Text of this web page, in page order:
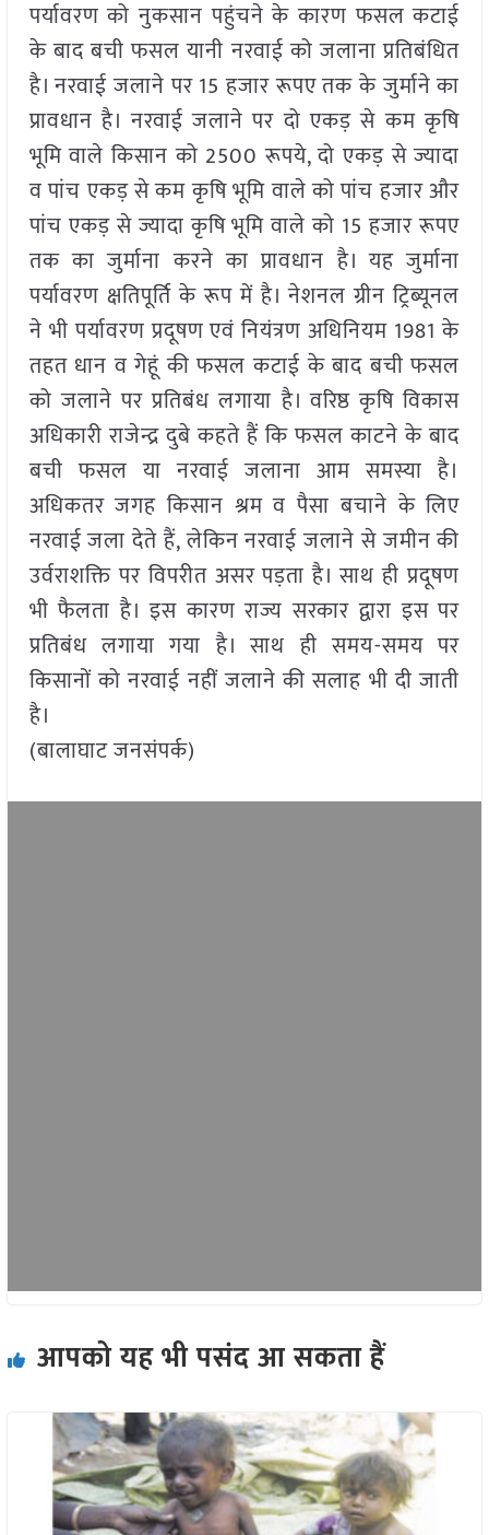
पर्यावरण को नुकसान पहुंचने के कारण फसल कटाई
के बाद बची फसल यानी नरवाई को जलाना प्रतिबंधित
है। नरवाई जलाने पर 15 हजार रूपए तक के जुर्माने का
प्रावधान है। नरवाई जलाने पर दो एकड़ से कम कृषि
भूमि वाले किसान को 2500 रूपये, दो एकड़ से ज्यादा
व पांच एकड़ से कम कृषि भूमि वाले को पांच हजार और
पांच एकड़ से ज्यादा कृषि भूमि वाले को 15 हजार रूपए
तक का जुर्माना करने का प्रावधान है। यह जुर्माना
पर्यावरण क्षतिपूर्ति के रूप में है। नेशनल ग्रीन ट्रिब्यूनल
ने भी पर्यावरण प्रदूषण एवं नियंत्रण अधिनियम 1981 के
तहत धान व गेहूं की फसल कटाई के बाद बची फसल
को जलाने पर प्रतिबंध लगाया है। वरिष्ठ कृषि विकास
अधिकारी राजेन्द्र दुबे कहते हैं कि फसल काटने के बाद
बची फसल या नरवाई जलाना आम समस्या है।
अधिकतर जगह किसान श्रम व पैसा बचाने के लिए
नरवाई जला देते हैं, लेकिन नरवाई जलाने से जमीन की
उर्वराशक्ति पर विपरीत असर पड़ता है। साथ ही प्रदूषण
भी फैलता है। इस कारण राज्य सरकार द्वारा इस पर
प्रतिबंध लगाया गया है। साथ ही समय-समय पर
किसानों को नरवाई नहीं जलाने की सलाह भी दी जाती
है।
(बालाघाट जनसंपर्क)
आपको यह भी पसंद आ सकता हैं